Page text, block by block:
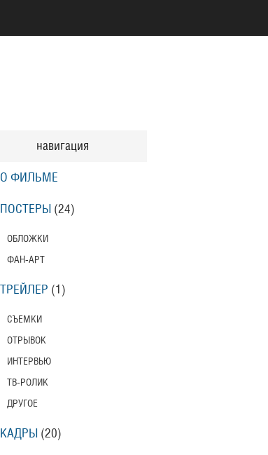
навигация
О ФИЛЬМЕ
ПОСТЕРЫ (24)
ОБЛОЖКИ
ФАН-АРТ
ТРЕЙЛЕР (1)
СЪЕМКИ
ОТРЫВОК
ИНТЕРВЬЮ
ТВ-РОЛИК
ДРУГОЕ
КАДРЫ (20)